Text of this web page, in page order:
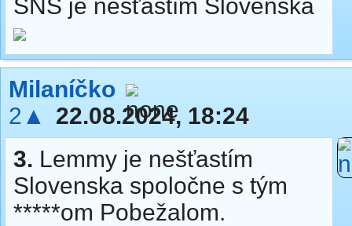
SNS je nešťastím Slovenska
Milaníčko
2▲
22.08.2024, 18:24
3. Lemmy je nešťastím
Slovenska spoločne s tým
*****om Pobežalom.